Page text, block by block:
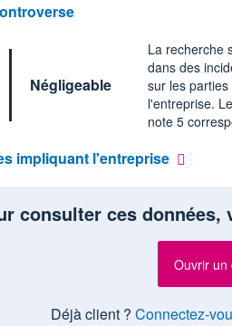
Négligeable
La recherche
dans des
sur les
l'entreprise.
note 5
impliquant l'entreprise
consulter ces
Ouvrir un
Déjà client ? Connectez-